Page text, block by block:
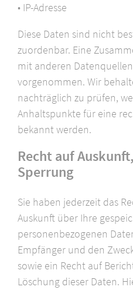
• IP-Adresse
Diese Daten sind nicht
zuordenbar. Eine
mit anderen
vorgenommen. Wir
nachträglich zu prüfen,
Anhaltspunkte für eine
bekannt werden.
Recht auf
Sperrung
Sie haben jederzeit das
Auskunft über Ihre
personenbezogenen
Empfänger und den
sowie ein Recht auf
Löschung dieser Daten.